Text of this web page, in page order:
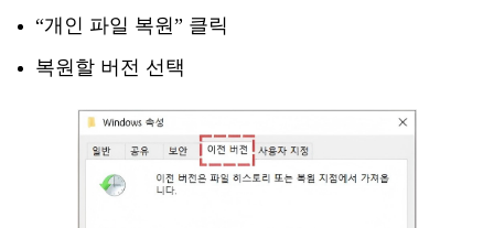
“개인 파일 복원” 클릭
복원할 버전 선택